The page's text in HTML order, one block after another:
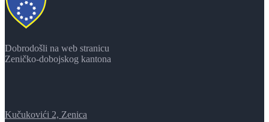
Dobrodošli na web stranicu
Zeničko-dobojskog kantona
Kučukovići 2, Zenica